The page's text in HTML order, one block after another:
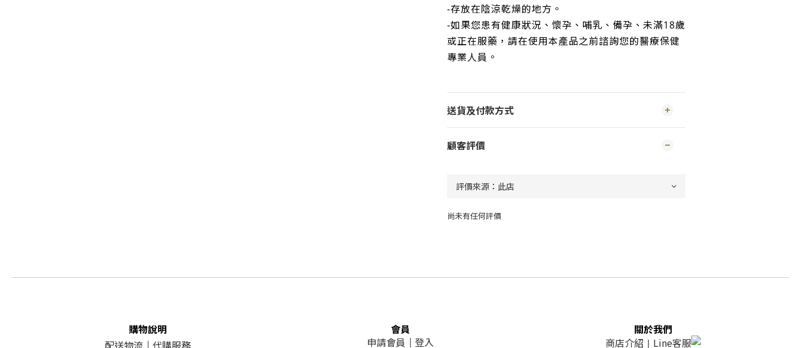
-存放在陰涼乾燥的地方。
-如果您患有健康狀況、懷孕、哺乳、備孕、未滿18歲
或正在服藥，請在使用本產品之前諮詢您的醫療保健
專業人員。
送貨及付款方式
顧客評價
尚未有任何評價
購物說明
配送物流 ｜ 代購服務
會員
申請會員 ｜ 登入
關於我們
商店介紹 ｜ Line客服